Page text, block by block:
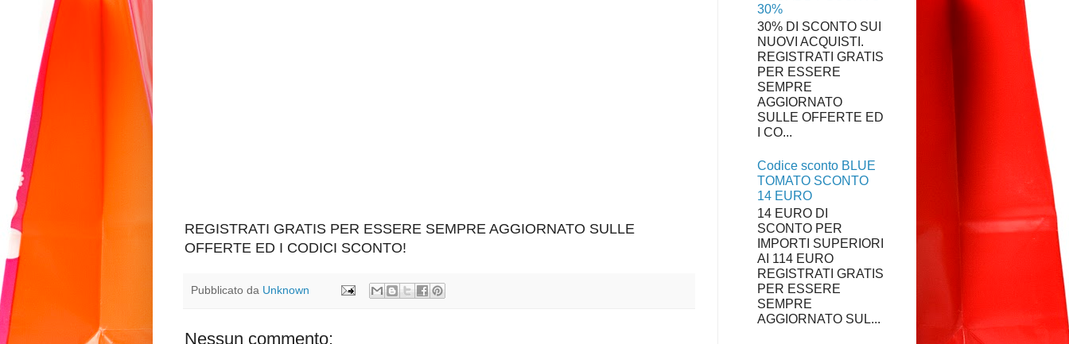
REGISTRATI GRATIS PER ESSERE SEMPRE AGGIORNATO SULLE
OFFERTE ED I CODICI SCONTO!
Pubblicato da Unknown
Nessun commento:
30%
30% DI SCONTO SUI
NUOVI ACQUISTI.
REGISTRATI GRATIS
PER ESSERE
SEMPRE
AGGIORNATO
SULLE OFFERTE ED
I CO...
Codice sconto BLUE
TOMATO SCONTO
14 EURO
14 EURO DI
SCONTO PER
IMPORTI SUPERIORI
AI 114 EURO
REGISTRATI GRATIS
PER ESSERE
SEMPRE
AGGIORNATO SUL...